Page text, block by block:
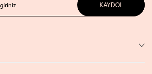
KAYDOL